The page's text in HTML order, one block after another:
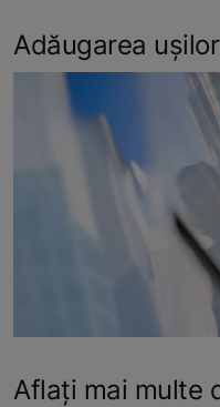
Adăugarea
Aflați mai multe